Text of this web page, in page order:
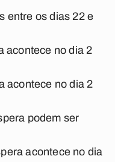
entre os dias 22 e
acontece no dia 2
acontece no dia 2
podem ser
acontece no dia